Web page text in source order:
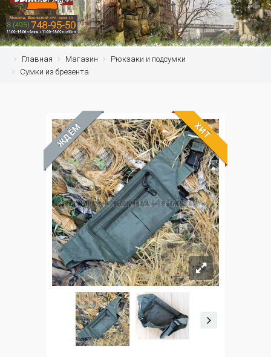
Главная Магазин
Рюкзаки и подсумки
Сумки из брезента
ЖДЁМ ХИТ